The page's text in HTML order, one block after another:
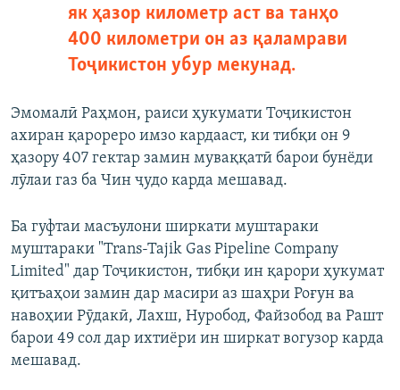
як ҳазор километр аст ва танҳо
400 километри он аз қаламрави
Тоҷикистон убур мекунад.
Эмомалӣ Раҳмон, раиси ҳукумати Тоҷикистон
ахиран қарореро имзо кардааст, ки тибқи он 9
ҳазору 407 гектар замин муваққатӣ барои бунёди
лӯлаи газ ба Чин ҷудо карда мешавад.
Ба гуфтаи масъулони ширкати муштараки
муштараки "Trans-Tajik Gas Pipeline Company
Limited" дар Тоҷикистон, тибқи ин қарори ҳукумат
қитъаҳои замин дар масири аз шаҳри Роғун ва
навоҳии Рӯдакӣ, Лахш, Нуробод, Файзобод ва Рашт
барои 49 сол дар ихтиёри ин ширкат вогузор карда
мешавад.